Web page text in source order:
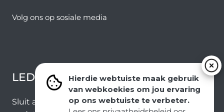
Hierdie webtuiste maak gebruik
van webkoekies om jou ervaring
op ons webtuiste te verbeter.
Volg ons ​​op sosiale media
LEDEVOORDELE NUUSBRIEF
Sluit aan by ons e-poslys om die nuutste nuus en